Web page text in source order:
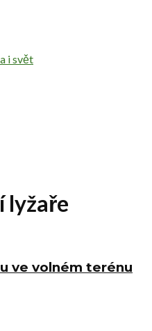
lyžaře
ve volném terénu